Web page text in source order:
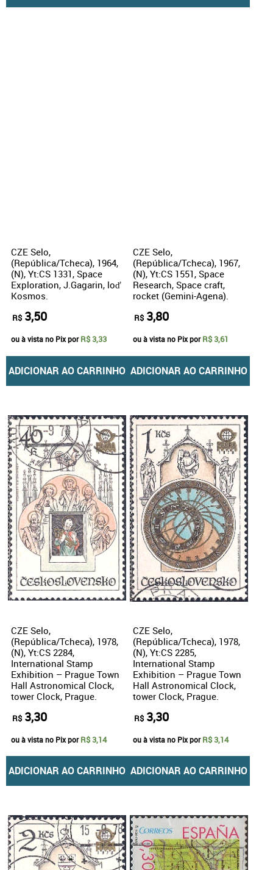
CZE Selo,
(República/Tcheca), 1964,
(N), Yt:CS 1331, Space
Exploration, J.Gagarin, loď
Kosmos.
R$ 3,50
ou à vista no Pix porR$ 3,33
ADICIONAR AO CARRINHO
CZE Selo,
(República/Tcheca), 1967,
(N), Yt:CS 1551, Space
Research, Space craft,
rocket (Gemini-Agena).
R$ 3,80
ou à vista no Pix porR$ 3,61
ADICIONAR AO CARRINHO
CZE Selo,
(República/Tcheca), 1978,
(N), Yt:CS 2284,
International Stamp
Exhibition – Prague Town
Hall Astronomical Clock,
tower Clock, Prague.
R$ 3,30
ou à vista no Pix porR$ 3,14
ADICIONAR AO CARRINHO
CZE Selo,
(República/Tcheca), 1978,
(N), Yt:CS 2285,
International Stamp
Exhibition – Prague Town
Hall Astronomical Clock,
tower Clock, Prague.
R$ 3,30
ou à vista no Pix porR$ 3,14
ADICIONAR AO CARRINHO